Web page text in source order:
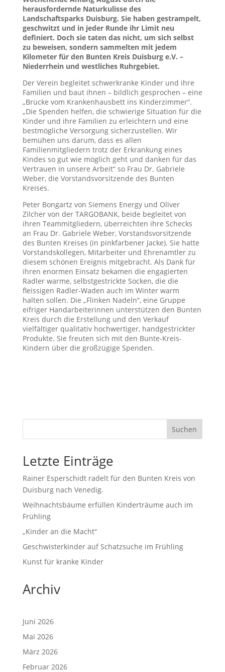
herausfordernde Naturkulisse des
Landschaftsparks Duisburg. Sie haben gestrampelt,
geschwitzt und in jeder Runde ihr Limit neu
definiert. Doch sie taten das nicht, um sich selbst
zu beweisen, sondern sammelten mit jedem
Kilometer für den Bunten Kreis Duisburg e.V. –
Niederrhein und westliches Ruhrgebiet.
Der Verein begleitet schwerkranke Kinder und ihre
Familien und baut ihnen – bildlich gesprochen – eine
„Brücke vom Krankenhausbett ins Kinderzimmer“.
„Die Spenden helfen, die schwierige Situation für die
Kinder und ihre Familien zu erleichtern und eine
bestmögliche Versorgung sicherzustellen. Wir
bemühen uns darum, dass es allen
Familienmitgliedern trotz der Erkrankung eines
Kindes so gut wie möglich geht und danken für das
Vertrauen in unsere Arbeit“ so Frau Dr. Gabriele
Weber, die Vorstandsvorsitzende des Bunten
Kreises.
Peter Bongartz von Siemens Energy und Oliver
Zilcher von der TARGOBANK, beide begleitet von
ihren Teammitgliedern, überreichten ihre Schecks
an Frau Dr. Gabriele Weber, Vorstandsvorsitzende
des Bunten Kreises (in pinkfarbener Jacke). Sie hatte
Vorstandskollegen, Mitarbeiter und Ehrenamtler zu
diesem schönen Ereignis mitgebracht. Als Dank für
ihren enormen Einsatz bekamen die engagierten
Radler warme, selbstgestrickte Socken, die die
fleissigen Radler-Waden auch im Winter warm
halten sollen. Die „Flinken Nadeln“, eine Gruppe
eifriger Handarbeiterinnen unterstützen den Bunten
Kreis durch die Erstellung und den Verkauf
vielfältiger qualitativ hochwertiger, handgestrickter
Produkte. Sie freuten sich mit den Bunte-Kreis-
Kindern über die großzügige Spenden.
Suchen
Letzte Einträge
Rainer Esperschidt radelt für den Bunten Kreis von
Duisburg nach Venedig.
Weihnachtsbäume erfüllen Kinderträume auch im
Frühling
„Kinder an die Macht“
Geschwisterkinder auf Schatzsuche im Frühling
Kunst für kranke Kinder
Archiv
Juni 2026
Mai 2026
März 2026
Februar 2026